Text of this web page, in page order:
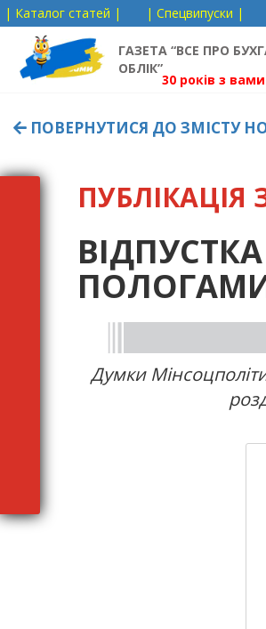
| Каталог статей | | Спецвипуски |
ГАЗЕТА “ВСЕ ПРО
ОБЛІК”
30 років з
ПОВЕРНУТИСЯ ДО ЗМІСТУ
ПУБЛІКАЦІЯ
Думки